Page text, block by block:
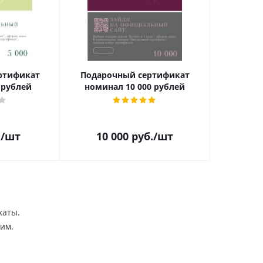
/шт
Подарочный сертификат
номинал 10 000 рублей
10 000 руб./шт